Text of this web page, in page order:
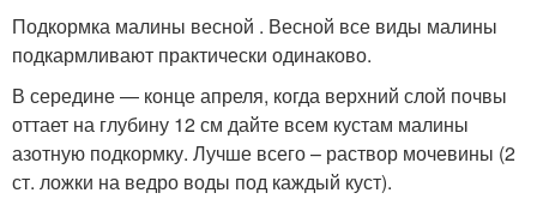
Подкормка малины весной . Весной все виды малины
подкармливают практически одинаково.
В середине — конце апреля, когда верхний слой почвы
оттает на глубину 12 см дайте всем кустам малины
азотную подкормку. Лучше всего – раствор мочевины (2
ст. ложки на ведро воды под каждый куст).